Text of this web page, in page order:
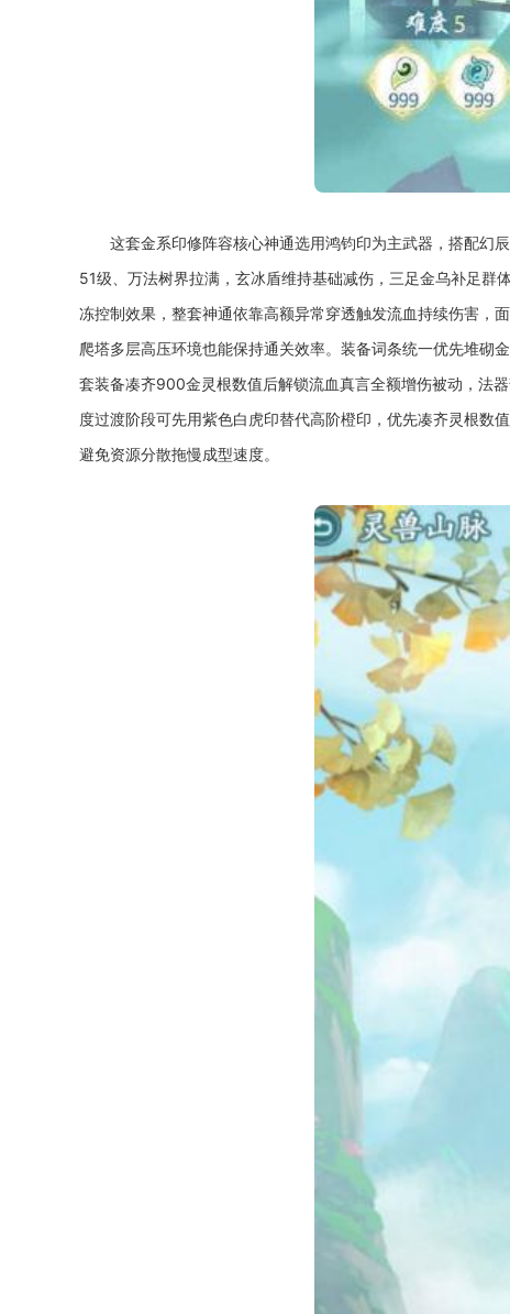
这套金系印修阵容核心神通选用鸿钧印为主武器，搭配幻
51级、万法树界拉满，玄冰盾维持基础减伤，三足金乌补足群
冻控制效果，整套神通依靠高额异常穿透触发流血持续伤害，
爬塔多层高压环境也能保持通关效率。装备词条统一优先堆砌
套装备凑齐900金灵根数值后解锁流血真言全额增伤被动，法
度过渡阶段可先用紫色白虎印替代高阶橙印，优先凑齐灵根数
避免资源分散拖慢成型速度。